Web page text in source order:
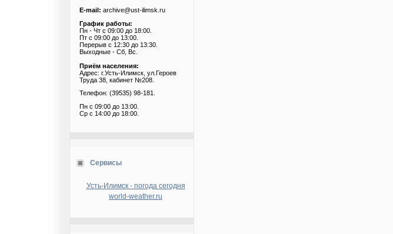
E-mail: archive@ust-ilimsk.ru
График работы:
Пн - Чт с 09:00 до 18:00.
Пт с 09:00 до 13:00.
Перерыв с 12:30 до 13:30.
Выходные - Сб, Вс.
Приём населения:
Адрес: г.Усть-Илимск, ул.Героев
Труда 38, кабинет №208.
Телефон: (39535) 98-181.
Пн с 09:00 до 13:00.
Ср с 14:00 до 18:00.
Сервисы
Усть-Илимск - погода сегодня
world-weather.ru